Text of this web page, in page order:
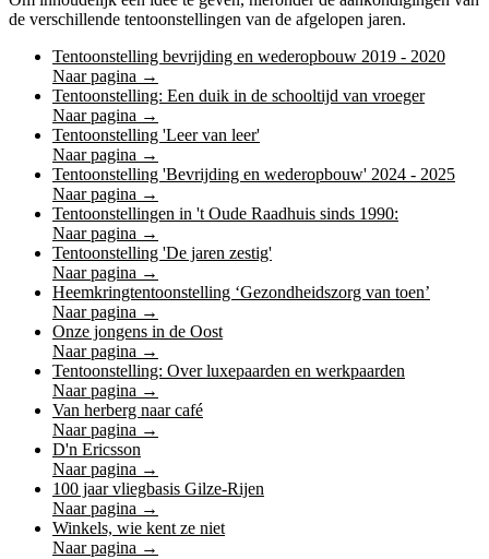
Tentoonstellingen
Tweede Wereldoorlog
de verschillende tentoonstellingen van de afgelopen jaren.
Tentoonstelling bevrijding en wederopbouw 2019 - 2020
Naar pagina →
Tentoonstelling: Een duik in de schooltijd van vroeger
Naar pagina →
Tentoonstelling 'Leer van leer'
Naar pagina →
Tentoonstelling 'Bevrijding en wederopbouw' 2024 - 2025
Naar pagina →
Tentoonstellingen in 't Oude Raadhuis sinds 1990:
Naar pagina →
Tentoonstelling 'De jaren zestig'
Naar pagina →
Heemkringtentoonstelling ‘Gezondheidszorg van toen’
Naar pagina →
Onze jongens in de Oost
Naar pagina →
Tentoonstelling: Over luxepaarden en werkpaarden
Naar pagina →
Van herberg naar café
Naar pagina →
D'n Ericsson
Naar pagina →
100 jaar vliegbasis Gilze-Rijen
Naar pagina →
Winkels, wie kent ze niet
Naar pagina →